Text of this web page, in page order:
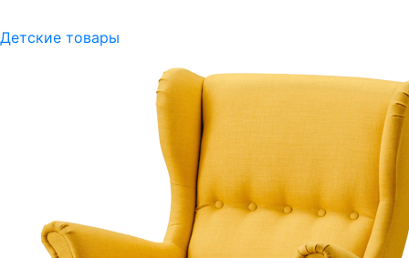
Детские товары